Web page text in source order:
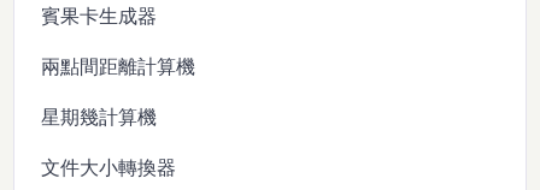
賓果卡生成器
兩點間距離計算機
星期幾計算機
文件大小轉換器